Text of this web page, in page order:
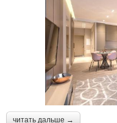
читать дальше →